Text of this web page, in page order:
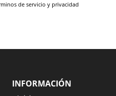
de servicio y privacidad
INFORMACIÓN